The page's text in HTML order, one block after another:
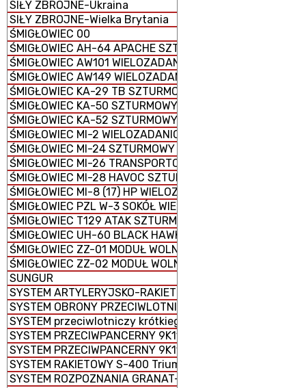
SIŁY ZBROJNE-Ukraina
SIŁY ZBROJNE-Wielka Brytania
ŚMIGŁOWIEC 00
ŚMIGŁOWIEC AH-64 APACHE SZTURMOWY
ŚMIGŁOWIEC AW101 WIELOZADANIOWY
ŚMIGŁOWIEC AW149 WIELOZADANIOWY
ŚMIGŁOWIEC KA-29 TB SZTURMOWY
ŚMIGŁOWIEC KA-50 SZTURMOWY
ŚMIGŁOWIEC KA-52 SZTURMOWY
ŚMIGŁOWIEC MI-2 WIELOZADANIOWY
ŚMIGŁOWIEC MI-24 SZTURMOWY
ŚMIGŁOWIEC MI-26 TRANSPORTOWY CIĘŻKI
ŚMIGŁOWIEC MI-28 HAVOC SZTURMOWY
ŚMIGŁOWIEC MI-8 (17) HP WIELOZADANIOWY
ŚMIGŁOWIEC PZL W-3 SOKÓŁ WIELOZADANIOWY
ŚMIGŁOWIEC T129 ATAK SZTURMOWO-ROZPOZNAWCZY
ŚMIGŁOWIEC UH-60 BLACK HAWK WIELOZADANIOWY
ŚMIGŁOWIEC ZZ-01 MODUŁ WOLNY
ŚMIGŁOWIEC ZZ-02 MODUŁ WOLNY
SUNGUR
SYSTEM ARTYLERYJSKO-RAKIETOWY 2K22 Tunguska
SYSTEM OBRONY PRZECIWLOTNICZEJ M1097 AVENGER
SYSTEM przeciwlotniczy krótkiego zasięgu Crotale NG
SYSTEM PRZECIWPANCERNY 9K115-2 METYS-M
SYSTEM PRZECIWPANCERNY 9K119 REFLEKS
SYSTEM RAKIETOWY S-400 Triumf
SYSTEM ROZPOZNANIA GRANAT-1